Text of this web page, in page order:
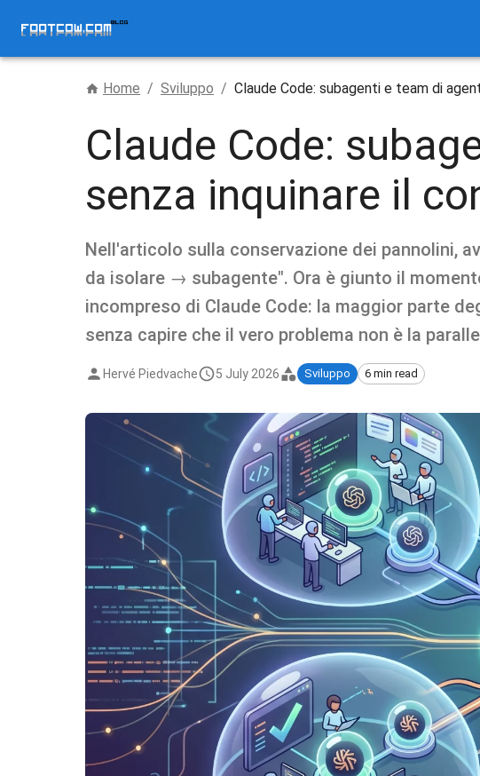
Home / Sviluppo / Claude Code: subagenti e team di
Claude Code:
senza inquinare il
Nell'articolo sulla conservazione dei pannolini,
da isolare → subagente". Ora è giunto il
incompreso di Claude Code: la maggior parte
senza capire che il vero problema non è la
Hervé Piedvache 5 July 2026 Sviluppo 6 min read